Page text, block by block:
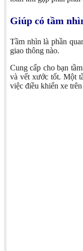
Giúp có tầm
Tầm nhìn là phần
giao thông nào.
Cung cấp cho bạn
và vết xước tốt. Một
việc điều khiển xe